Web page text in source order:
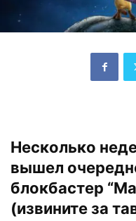
Несколько
вышел
блокбастер
(извините за